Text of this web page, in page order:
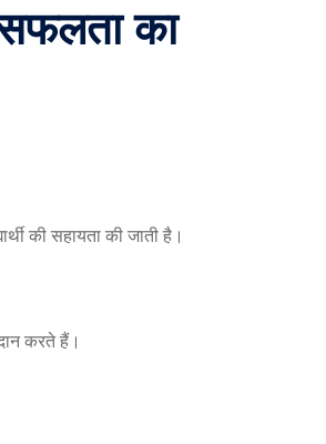
का
की सहायता की जाती है।
करते हैं।